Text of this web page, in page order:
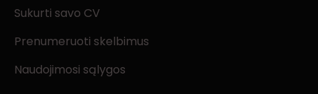
Sukurti savo CV
Prenumeruoti skelbimus
Naudojimosi sąlygos